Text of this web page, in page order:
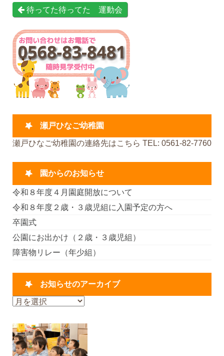
待ってた待ってた 運動会
瀬戸ひなご幼稚園
瀬戸ひなご幼稚園の連絡先はこちら TEL: 0561-82-7760
園からのお知らせ
令和８年度４月園庭開放について
令和８年度２歳・３歳児組に入園予定の方へ
卒園式
公園にお出かけ（２歳・３歳児組）
障害物リレー（年少組）
お知らせのアーカイブ
お
ら
せ
の